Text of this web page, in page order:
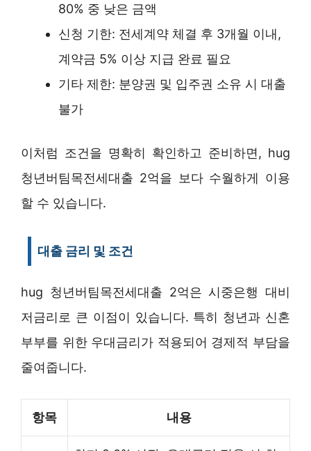
80% 중 낮은 금액
신청 기한: 전세계약 체결 후 3개월 이내,
계약금 5% 이상 지급 완료 필요
기타 제한: 분양권 및 입주권 소유 시 대출
불가
이처럼 조건을 명확히 확인하고 준비하면, hug
청년버팀목전세대출 2억을 보다 수월하게 이용
할 수 있습니다.
대출 금리 및 조건
hug 청년버팀목전세대출 2억은 시중은행 대비
저금리로 큰 이점이 있습니다. 특히 청년과 신혼
부부를 위한 우대금리가 적용되어 경제적 부담을
줄여줍니다.
항목 내용